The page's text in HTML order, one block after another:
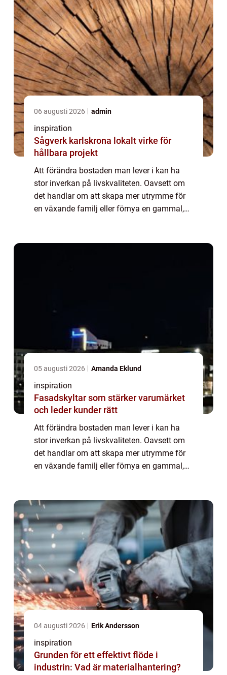
06 augusti 2026 admin
inspiration
Sågverk karlskrona lokalt virke för
hållbara projekt
Att förändra bostaden man lever i kan ha
stor inverkan på livskvaliteten. Oavsett om
det handlar om att skapa mer utrymme för
en växande familj eller förnya en gammal,
05 augusti 2026 Amanda Eklund
inspiration
Fasadskyltar som stärker varumärket
och leder kunder rätt
Att förändra bostaden man lever i kan ha
stor inverkan på livskvaliteten. Oavsett om
det handlar om att skapa mer utrymme för
en växande familj eller förnya en gammal,
04 augusti 2026 Erik Andersson
inspiration
Grunden för ett effektivt flöde i
industrin: Vad är materialhantering?